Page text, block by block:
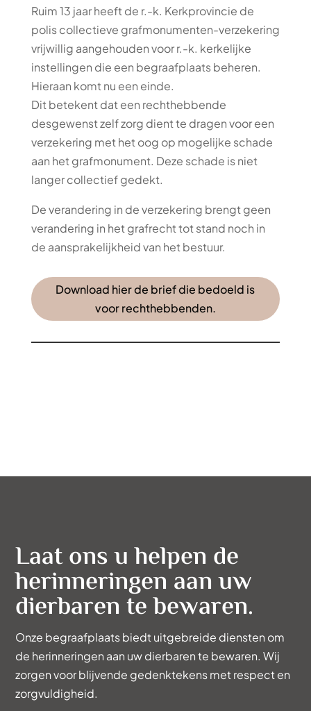
Ruim 13 jaar heeft de r.-k. Kerkprovincie de
polis collectieve grafmonumenten-verzekering
vrijwillig aangehouden voor r.-k. kerkelijke
instellingen die een begraafplaats beheren.
Hieraan komt nu een einde.
Dit betekent dat een rechthebbende
desgewenst zelf zorg dient te dragen voor een
verzekering met het oog op mogelijke schade
aan het grafmonument. Deze schade is niet
langer collectief gedekt.
De verandering in de verzekering brengt geen
verandering in het grafrecht tot stand noch in
de aansprakelijkheid van het bestuur.
Download hier de brief die bedoeld is
voor rechthebbenden.
Laat ons u helpen de
herinneringen aan uw
dierbaren te bewaren.
Onze begraafplaats biedt uitgebreide diensten om
de herinneringen aan uw dierbaren te bewaren. Wij
zorgen voor blijvende gedenktekens met respect en
zorgvuldigheid.